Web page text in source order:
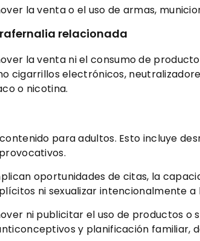
la venta o el uso de armas,
relacionada
la venta ni el consumo de
cigarrillos electrónicos,
o nicotina.
para adultos. Esto incluye
oportunidades de citas, la
ni sexualizar intencionalmente
ni publicitar el uso de productos
y planificación familiar,